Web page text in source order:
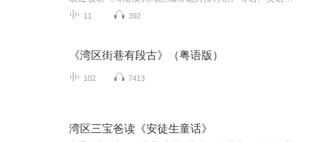
11 392
《湾区街巷有段古》（粤语版）
102 7413
湾区三宝爸读《安徒生童话》